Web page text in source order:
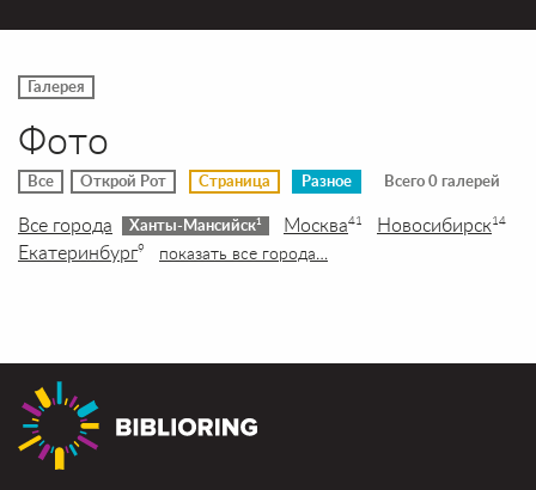
Галерея
Фото
Все Открой Рот Страница Разное Всего 0 галерей
Все города Ханты-Мансийск1 Москва41 Новосибирск14
Екатеринбург9 показать все города…